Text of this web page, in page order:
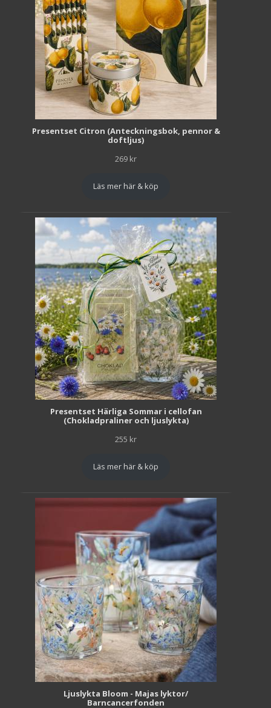
Presentset Citron (Anteckningsbok, pennor &
doftljus)
269 kr
Läs mer här & köp
Presentset Härliga Sommar i cellofan
(Chokladpraliner och ljuslykta)
255 kr
Läs mer här & köp
Ljuslykta Bloom - Majas lyktor/
Barncancerfonden